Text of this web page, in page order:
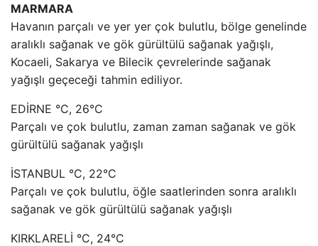
MARMARA
Havanın parçalı ve yer yer çok bulutlu, bölge genelinde
aralıklı sağanak ve gök gürültülü sağanak yağışlı,
Kocaeli, Sakarya ve Bilecik çevrelerinde sağanak
yağışlı geçeceği tahmin ediliyor.
EDİRNE °C, 26°C
Parçalı ve çok bulutlu, zaman zaman sağanak ve gök
gürültülü sağanak yağışlı
İSTANBUL °C, 22°C
Parçalı ve çok bulutlu, öğle saatlerinden sonra aralıklı
sağanak ve gök gürültülü sağanak yağışlı
KIRKLARELİ °C, 24°C